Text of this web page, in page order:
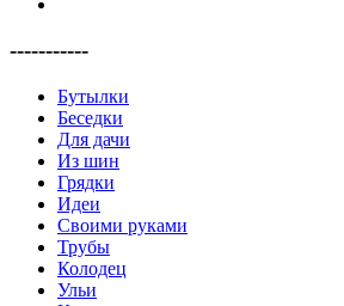
-----------
Бутылки
Беседки
Для дачи
Из шин
Грядки
Идеи
Своими руками
Трубы
Колодец
Ульи